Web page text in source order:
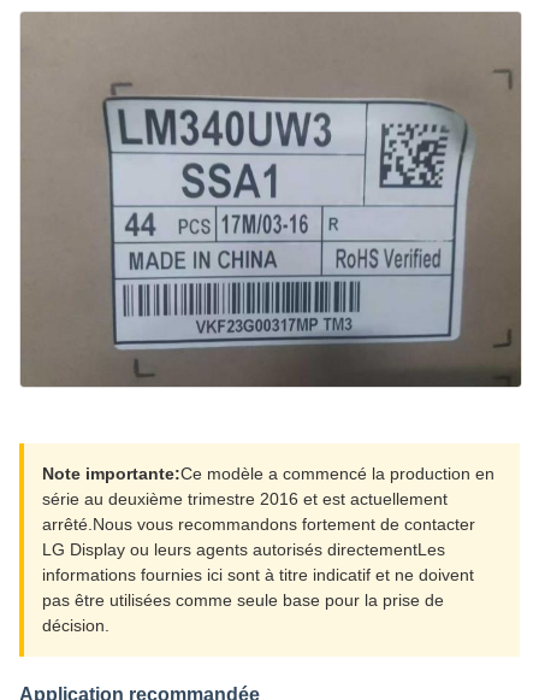
Note importante:Ce modèle a commencé la production en
série au deuxième trimestre 2016 et est actuellement
arrêté.Nous vous recommandons fortement de contacter
LG Display ou leurs agents autorisés directementLes
informations fournies ici sont à titre indicatif et ne doivent
pas être utilisées comme seule base pour la prise de
décision.
Application recommandée